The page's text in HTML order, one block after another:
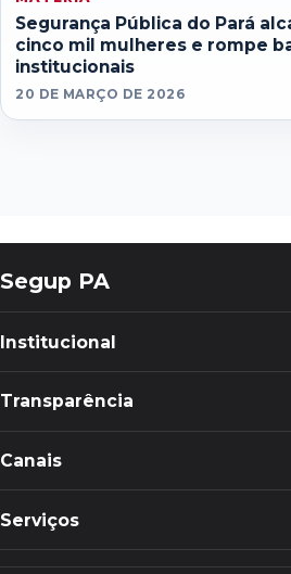
Segurança Pública do Pará
cinco mil mulheres e rompe
institucionais
20 DE MARÇO DE 2026
Segup PA
Institucional
Transparência
Canais
Serviços